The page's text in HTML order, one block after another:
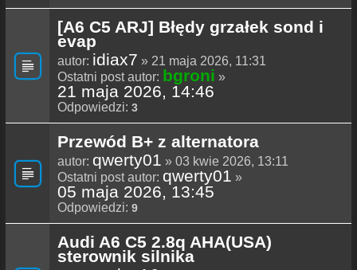
[A6 C5 ARJ] Błędy grzałek sond i
evap
autor: idiax7 » 21 maja 2026, 11:31
Ostatni post autor: bgroni »
21 maja 2026, 14:46
Odpowiedzi: 3
Przewód B+ z alternatora
autor: qwerty01 » 03 kwie 2026, 13:11
Ostatni post autor: qwerty01 »
05 maja 2026, 13:45
Odpowiedzi: 9
Audi A6 C5 2.8q AHA(USA)
sterownik silnika